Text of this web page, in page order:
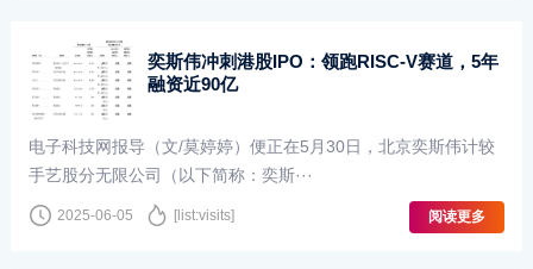
奕斯伟冲刺港股IPO：领跑RISC-V赛道，5年
融资近90亿
电子科技网报导（文/莫婷婷）便正在5月30日，北京奕斯伟计较
手艺股分无限公司（以下简称：奕斯···
2025-06-05 [list:visits] 阅读更多